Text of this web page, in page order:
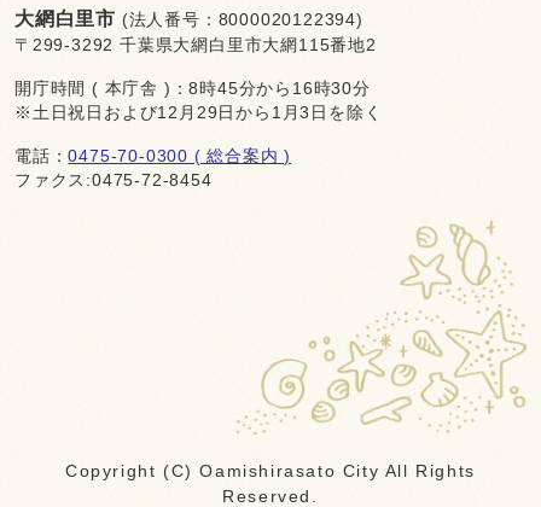
大網白里市 (法人番号：8000020122394)
〒299-3292 千葉県大網白里市大網115番地2
開庁時間 ( 本庁舎 )：8時45分から16時30分
※土日祝日および12月29日から1月3日を除く
電話：0475-70-0300 ( 総合案内 )
ファクス:0475-72-8454
Copyright (C) Oamishirasato City All Rights
Reserved.